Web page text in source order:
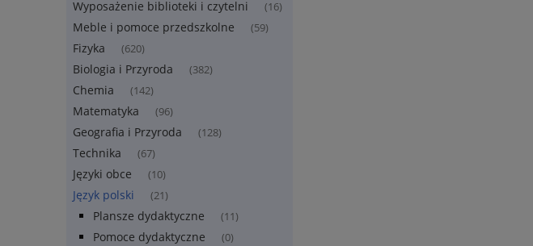
Wyposażenie biblioteki i czytelni (16)
Meble i pomoce przedszkolne (59)
Fizyka (620)
Biologia i Przyroda (382)
Chemia (142)
Matematyka (96)
Geografia i Przyroda (128)
Technika (67)
Języki obce (10)
Język polski (21)
Plansze dydaktyczne (11)
Pomoce dydaktyczne (0)